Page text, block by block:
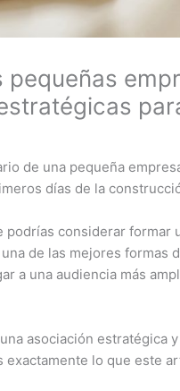
pequeñas
de una pequeña
días de la
podrías considerar formar
de las mejores formas
a una audiencia más
asociación estratégica
exactamente lo que este